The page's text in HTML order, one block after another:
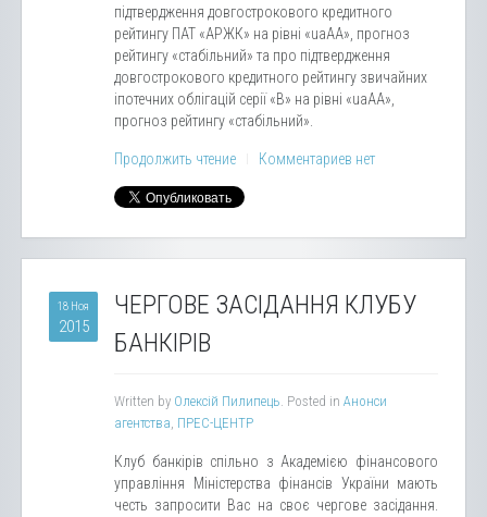
підтвердження довгострокового кредитного
рейтингу ПАТ «АРЖК» на рівні «uaАА», прогноз
рейтингу «стабільний» та про підтвердження
довгострокового кредитного рейтингу звичайних
іпотечних облігацій серії «В» на рівні «uaАА»,
прогноз рейтингу «стабільний».
Продолжить чтение Комментариев нет
18 Ноя
2015
ЧЕРГОВЕ ЗАСІДАННЯ КЛУБУ
БАНКІРІВ
Written by Олексій Пилипець. Posted in Анонси
агентства, ПРЕС-ЦЕНТР
Клуб банкірів спільно з Академією фінансового
управління Міністерства фінансів України мають
честь запросити Вас на своє чергове засідання.